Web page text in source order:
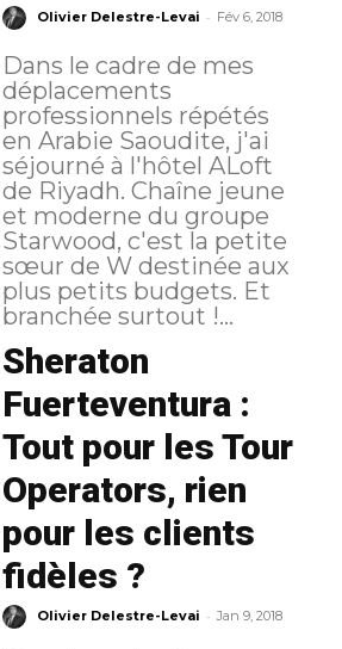
Olivier Delestre-Levai - Fév 6, 2018
Dans le cadre de mes
déplacements
professionnels répétés
en Arabie Saoudite, j'ai
séjourné à l'hôtel ALoft
de Riyadh. Chaîne jeune
et moderne du groupe
Starwood, c'est la petite
sœur de W destinée aux
plus petits budgets. Et
branchée surtout !...
Sheraton
Fuerteventura :
Tout pour les Tour
Operators, rien
pour les clients
fidèles ?
Olivier Delestre-Levai - Jan 9, 2018